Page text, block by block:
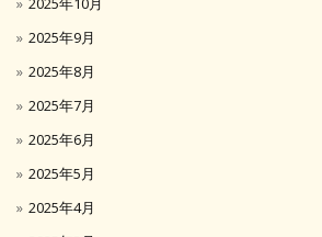
2025年9月
2025年8月
2025年7月
2025年6月
2025年5月
2025年4月